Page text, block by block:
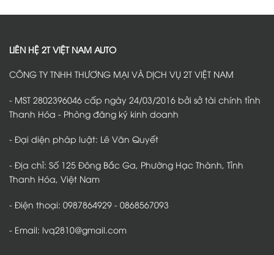
LIÊN HỆ 2T VIỆT NAM AUTO
CÔNG TY TNHH THƯƠNG MẠI VÀ DỊCH VỤ 2T VIỆT NAM
- MST 2802396046 cấp ngày 24/03/2016 bởi sở tài chính tỉnh
Thanh Hóa - Phòng đăng ký kinh doanh
- Đại diện pháp luật: Lê Văn Quyết
- Địa chỉ: Số 125 Đông Bắc Ga, Phường Hạc Thành, Tỉnh
Thanh Hóa, Việt Nam
- Điện thoại: 0987864929 - 0868567093
- Email: lvq2810@gmail.com